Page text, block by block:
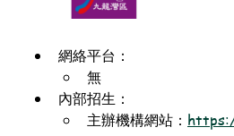
網絡平台：
無
內部招生：
主辦機構網站：